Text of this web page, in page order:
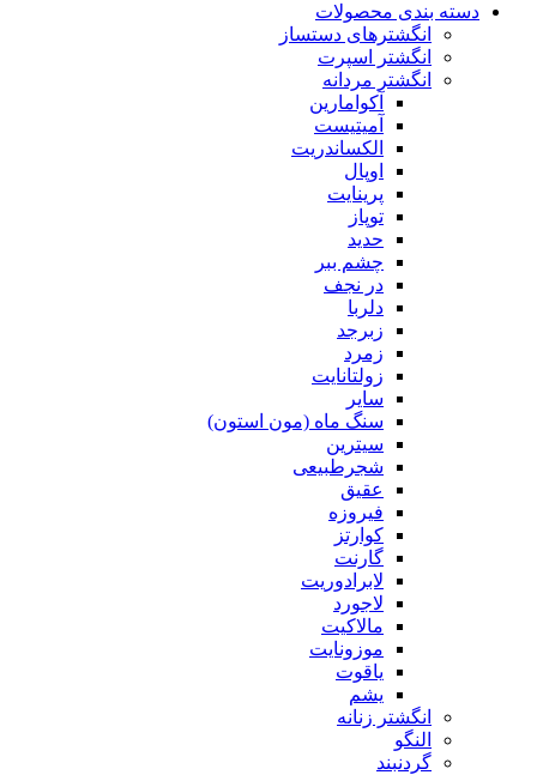
دسته بندی محصولات
انگشترهای دستساز
انگشتر اسپرت
انگشتر مردانه
آکوامارین
آمیتیست
الکساندریت
اوپال
پرینایت
توپاز
حدید
چشم ببر
در نجف
دلربا
زبرجد
زمرد
زولتانایت
سایر
سنگ ماه (مون استون)
سیترین
شجرطبیعی
عقیق
فیروزه
کوارتز
گارنت
لابرادوریت
لاجورد
مالاکیت
موزونایت
یاقوت
یشم
انگشتر زنانه
النگو
گردنبند